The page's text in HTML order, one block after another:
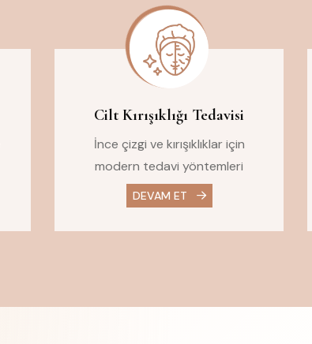
Cilt Kırışıklığı Tedavisi
İnce çizgi ve kırışıklıklar için
modern tedavi yöntemleri
DEVAM ET